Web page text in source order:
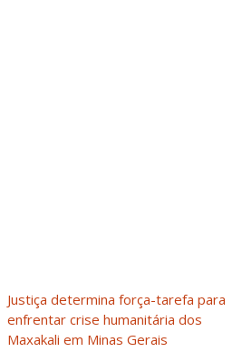
Justiça determina força-tarefa para
enfrentar crise humanitária dos
Maxakali em Minas Gerais